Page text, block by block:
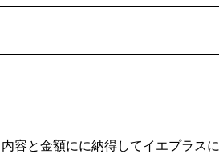
容と金額にに納得してイエプラスに